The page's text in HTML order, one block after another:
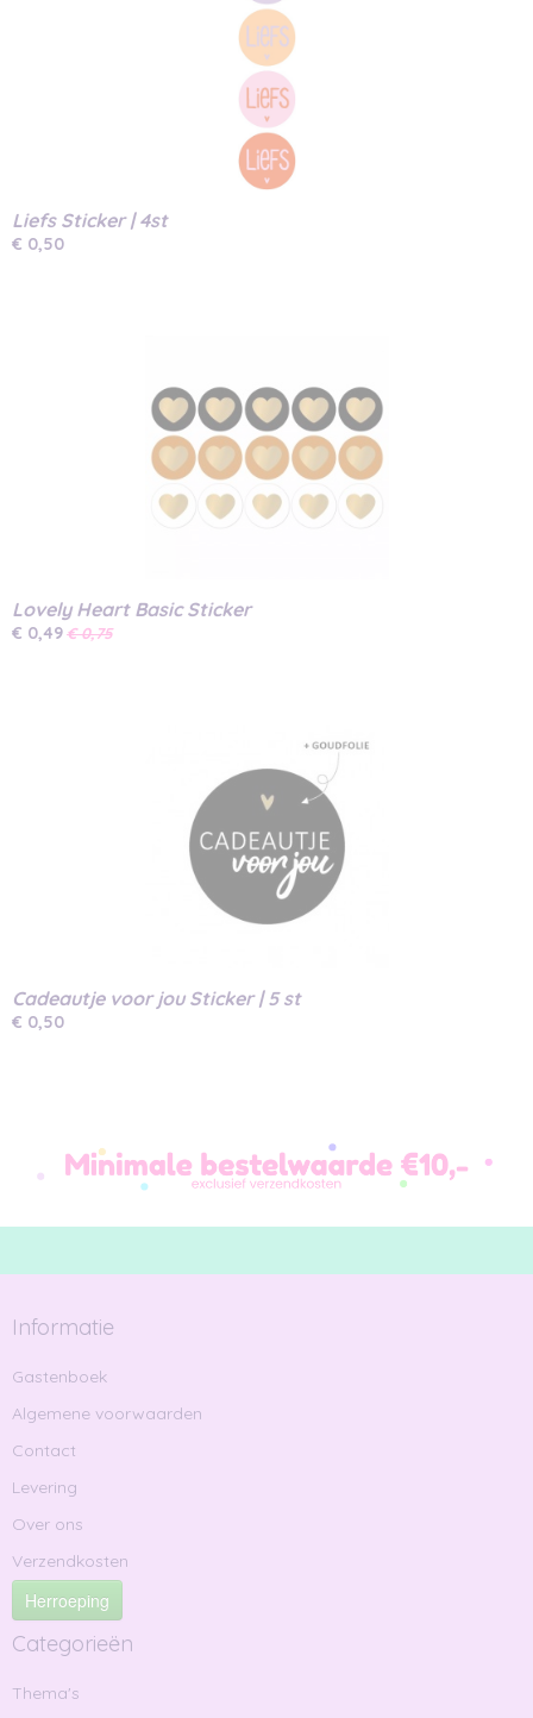
Liefs Sticker | 4st
€ 0,50
Lovely Heart Basic Sticker
€ 0,49€ 0,75
Cadeautje voor jou Sticker | 5 st
€ 0,50
Informatie
Gastenboek
Algemene voorwaarden
Contact
Levering
Over ons
Verzendkosten
Herroeping
Categorieën
Thema's